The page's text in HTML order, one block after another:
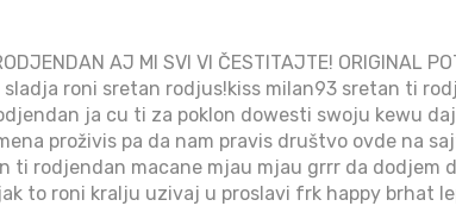
AJ MI SVI VI ČESTITAJTE! ORIGINAL
roni sretan rodjus!kiss milan93 sretan ti
ja cu ti za poklon dowesti swoju kewu
proživis pa da nam pravis društvo ovde na
ti rodjendan macane mjau mjau grrr da dodjem
to roni kralju uzivaj u proslavi frk happy brhat